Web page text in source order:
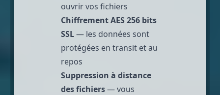
ouvrir vos fichiers
Chiffrement AES 256 bits
SSL— les données sont
protégées en transit et au
repos
Suppression à distance
des fichiers— vous